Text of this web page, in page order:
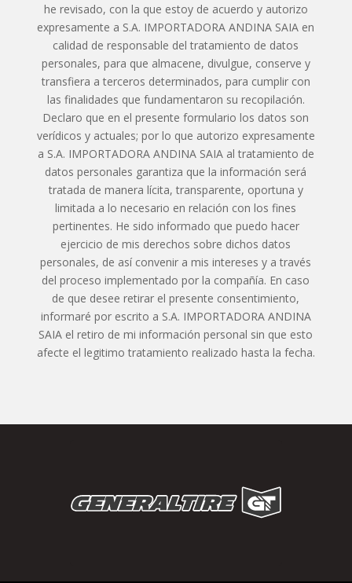
he revisado, con la que estoy de acuerdo y autorizo
expresamente a S.A. IMPORTADORA ANDINA SAIA en
calidad de responsable del tratamiento de datos
personales, para que almacene, divulgue, conserve y
transfiera a terceros determinados, para cumplir con
las finalidades que fundamentaron su recopilación.
Declaro que en el presente formulario los datos son
verídicos y actuales; por lo que autorizo expresamente
a S.A. IMPORTADORA ANDINA SAIA al tratamiento de
datos personales garantiza que la información será
tratada de manera lícita, transparente, oportuna y
limitada a lo necesario en relación con los fines
pertinentes. He sido informado que puedo hacer
ejercicio de mis derechos sobre dichos datos
personales, de así convenir a mis intereses y a través
del proceso implementado por la compañía. En caso
de que desee retirar el presente consentimiento,
informaré por escrito a S.A. IMPORTADORA ANDINA
SAIA el retiro de mi información personal sin que esto
afecte el legitimo tratamiento realizado hasta la fecha.